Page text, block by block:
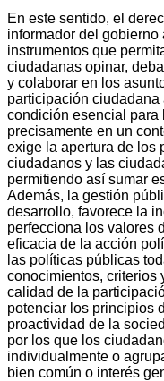
En este sentido, el
informador del
instrumentos que
ciudadanas opinar,
y colaborar en los
participación
condición esencial para
precisamente en un
exige la apertura de los
ciudadanos y las
permitiendo así sumar
Además, la gestión
desarrollo, favorece la
perfecciona los valores
eficacia de la acción
las políticas públicas
conocimientos, criterios
calidad de la
potenciar los principios
proactividad de la
por los que los
individualmente o
bien común o interés